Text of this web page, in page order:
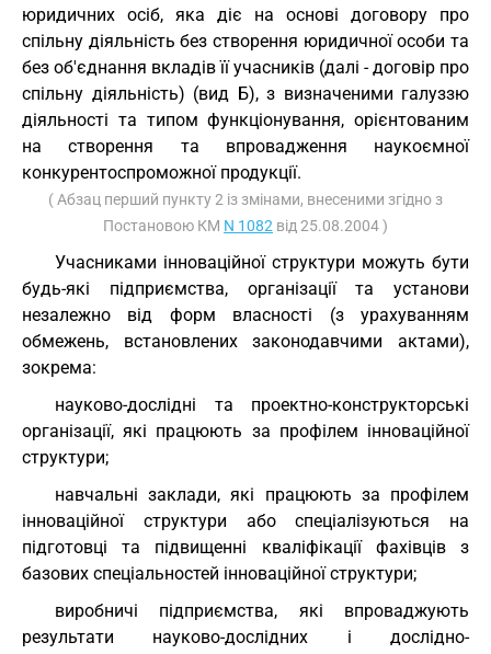
юридичних осіб, яка діє на основі договору про
спільну діяльність без створення юридичної особи та
без об'єднання вкладів її учасників (далі - договір про
спільну діяльність) (вид Б), з визначеними галуззю
діяльності та типом функціонування, орієнтованим
на створення та впровадження наукоємної
конкурентоспроможної продукції.
( Абзац перший пункту 2 із змінами, внесеними згідно з
Постановою КМ N 1082 від 25.08.2004 )
Учасниками інноваційної структури можуть бути
будь-які підприємства, організації та установи
незалежно від форм власності (з урахуванням
обмежень, встановлених законодавчими актами),
зокрема:
науково-дослідні та проектно-конструкторські
організації, які працюють за профілем інноваційної
структури;
навчальні заклади, які працюють за профілем
інноваційної структури або спеціалізуються на
підготовці та підвищенні кваліфікації фахівців з
базових спеціальностей інноваційної структури;
виробничі підприємства, які впроваджують
результати науково-дослідних і дослідно-